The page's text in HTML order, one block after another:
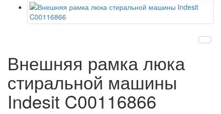
Внешняя рамка люка
стиральной машины
Indesit C00116866